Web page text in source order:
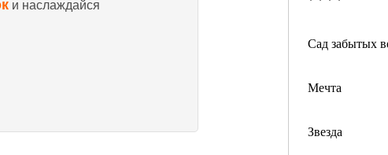
Сад забытых
Мечта
Звезда
и наслаждайся